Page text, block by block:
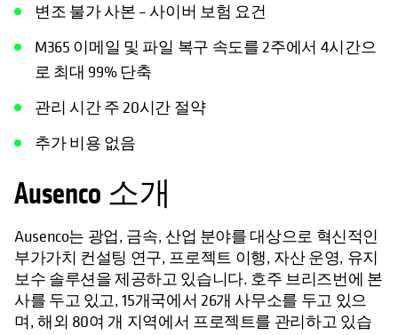
변조 불가 사본 – 사이버 보험 요건
M365 이메일 및 파일 복구 속도를 2주에서 4시간으
로 최대 99% 단축
관리 시간 주 20시간 절약
추가 비용 없음
Ausenco 소개
Ausenco는 광업, 금속, 산업 분야를 대상으로 혁신적인
부가가치 컨설팅 연구, 프로젝트 이행, 자산 운영, 유지
보수 솔루션을 제공하고 있습니다. 호주 브리즈번에 본
사를 두고 있고, 15개국에서 26개 사무소를 두고 있으
며, 해외 80여 개 지역에서 프로젝트를 관리하고 있습